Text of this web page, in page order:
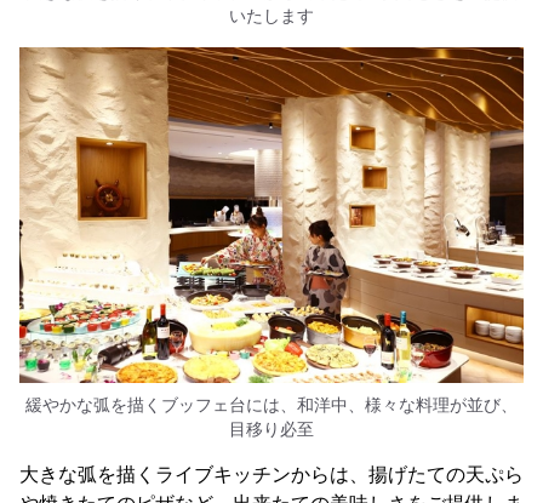
いたします
緩やかな弧を描くブッフェ台には、和洋中、様々な料理が並び、
目移り必至
大きな弧を描くライブキッチンからは、揚げたての天ぷら